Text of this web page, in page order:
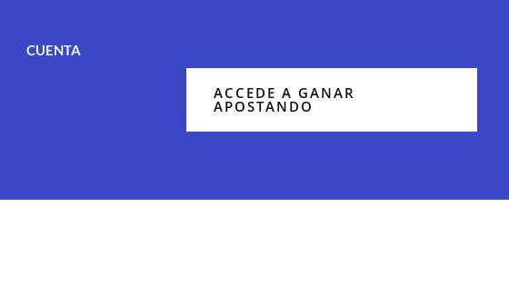
CUENTA
ACCEDE A GANAR
APOSTANDO